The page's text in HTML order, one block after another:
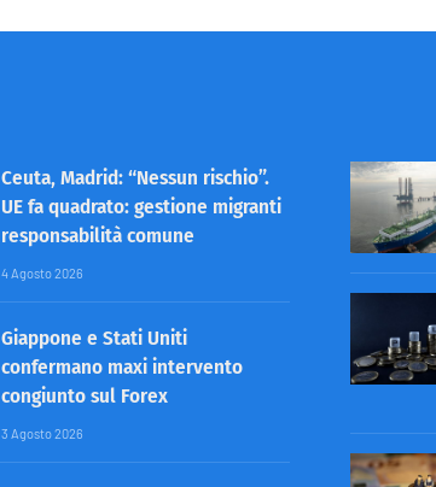
Ceuta, Madrid: “Nessun rischio”.
UE fa quadrato: gestione migranti
responsabilità comune
4 Agosto 2026
Giappone e Stati Uniti
confermano maxi intervento
congiunto sul Forex
3 Agosto 2026